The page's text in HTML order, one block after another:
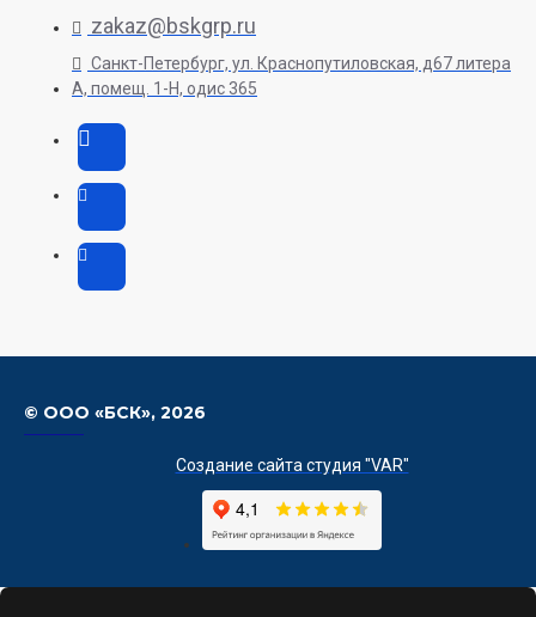
zakaz@bskgrp.ru
Санкт-Петербург, ул. Краснопутиловская, д67 литера
А, помещ. 1-H, одис 365
© ООО «БСК», 2026
Создание сайта студия "VAR"